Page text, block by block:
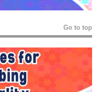
Go to top